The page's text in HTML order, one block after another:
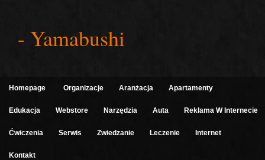
- Yamabushi
Homepage Organizacje Aranżacja Apartamenty
Edukacja Webstore Narzędzia Auta Reklama W Internecie
Ćwiczenia Serwis Zwiedzanie Leczenie Internet
Kontakt